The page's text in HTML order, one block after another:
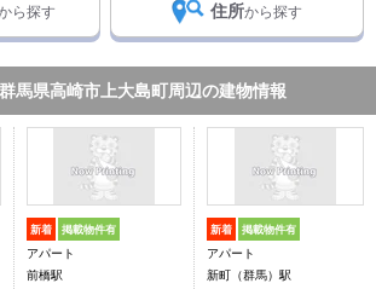
ら探す 住所から探す
馬県高崎市上大島町周辺の建物情報
新着 掲載物件有
アパート
前橋駅
新着 掲載物件有
アパート
新町（群馬）駅